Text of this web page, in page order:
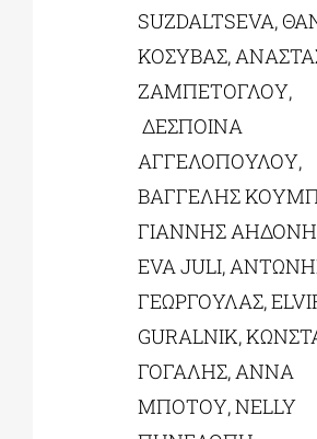
SUZDALTSEVA,
ΚΟΣΥΒΑΣ,
ΖΑΜΠΕΤΟΓΛΟΥ,
ΔΕΣΠΟΙΝΑ
ΑΓΓΕΛΟΠΟΥΛΟΥ,
ΒΑΓΓΕΛΗΣ
ΓΙΑΝΝΗΣ
EVA JULI,
ΓΕΩΡΓΟΥΛΑΣ,
GURALNIK,
ΓΟΓΑΛΗΣ, ΑΝΝΑ
ΜΠΟΤΟΥ, NELLY